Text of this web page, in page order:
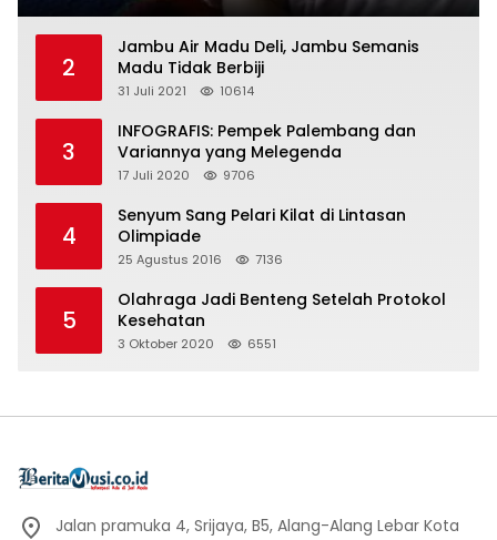
2
Jambu Air Madu Deli, Jambu Semanis
Madu Tidak Berbiji
31 Juli 2021 10614
3
INFOGRAFIS: Pempek Palembang dan
Variannya yang Melegenda
17 Juli 2020 9706
4
Senyum Sang Pelari Kilat di Lintasan
Olimpiade
25 Agustus 2016 7136
5
Olahraga Jadi Benteng Setelah Protokol
Kesehatan
3 Oktober 2020 6551
Jalan pramuka 4, Srijaya, B5, Alang-Alang Lebar Kota